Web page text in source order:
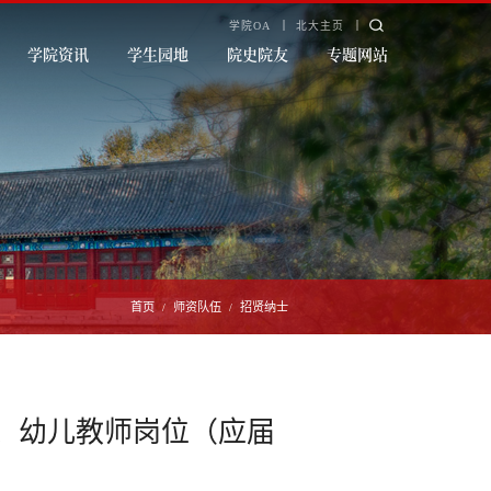
学院OA 北大主页
学院资讯 学生园地 院史院友 专题网站
首页 / 师资队伍 / 招贤纳士
幼儿教师岗位（应届